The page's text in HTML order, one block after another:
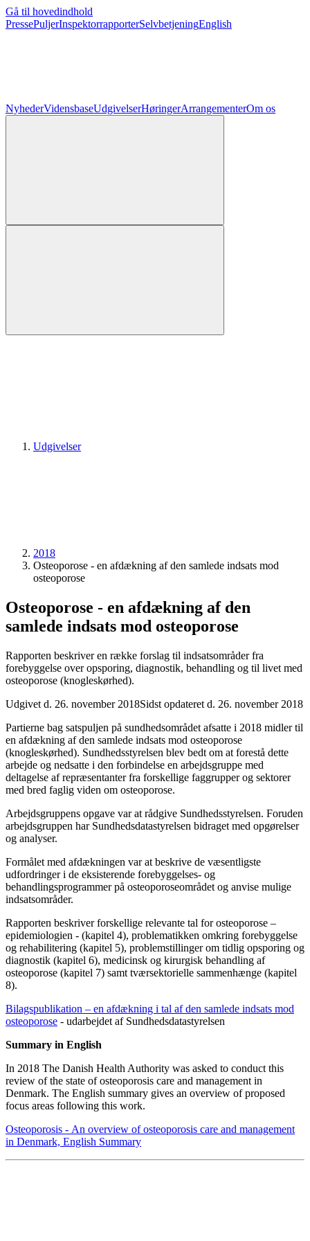
Gå til hovedindhold
PressePuljerInspektorrapporterSelvbetjeningEnglish
NyhederVidensbaseUdgivelserHøringerArrangementerOm os
Udgivelser
2018
Osteoporose - en afdækning af den samlede indsats mod
osteoporose
Osteoporose - en afdækning af den
samlede indsats mod osteoporose
Rapporten beskriver en række forslag til indsatsområder fra
forebyggelse over opsporing, diagnostik, behandling og til livet med
osteoporose (knogleskørhed).
Udgivet d. 26. november 2018Sidst opdateret d. 26. november 2018
Partierne bag satspuljen på sundhedsområdet afsatte i 2018 midler til
en afdækning af den samlede indsats mod osteoporose
(knogleskørhed). Sundhedsstyrelsen blev bedt om at forestå dette
arbejde og nedsatte i den forbindelse en arbejdsgruppe med
deltagelse af repræsentanter fra forskellige faggrupper og sektorer
med bred faglig viden om osteoporose.
Arbejdsgruppens opgave var at rådgive Sundhedsstyrelsen. Foruden
arbejdsgruppen har Sundhedsdatastyrelsen bidraget med opgørelser
og analyser.
Formålet med afdækningen var at beskrive de væsentligste
udfordringer i de eksisterende forebyggelses- og
behandlingsprogrammer på osteoporoseområdet og anvise mulige
indsatsområder.
Rapporten beskriver forskellige relevante tal for osteoporose –
epidemiologien - (kapitel 4), problematikken omkring forebyggelse
og rehabilitering (kapitel 5), problemstillinger om tidlig opsporing og
diagnostik (kapitel 6), medicinsk og kirurgisk behandling af
osteoporose (kapitel 7) samt tværsektorielle sammenhænge (kapitel
8).
Bilagspublikation – en afdækning i tal af den samlede indsats mod
osteoporose - udarbejdet af Sundhedsdatastyrelsen
Summary in English
In 2018 The Danish Health Authority was asked to conduct this
review of the state of osteoporosis care and management in
Denmark. The English summary gives an overview of proposed
focus areas following this work.
Osteoporosis - An overview of osteoporosis care and management
in Denmark, English Summary